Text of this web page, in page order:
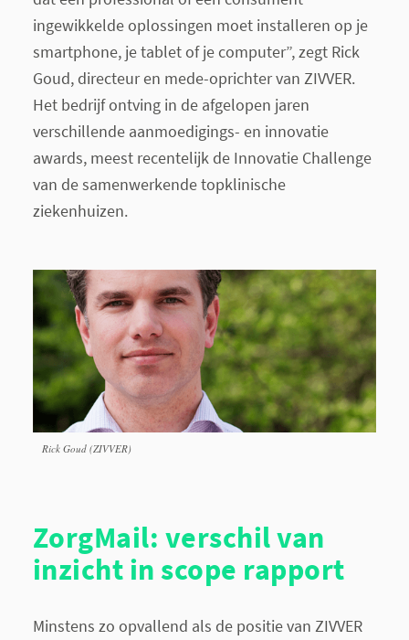
ingewikkelde oplossingen moet installeren op je
smartphone, je tablet of je computer”, zegt Rick
Goud, directeur en mede-oprichter van ZIVVER.
Het bedrijf ontving in de afgelopen jaren
verschillende aanmoedigings- en innovatie
awards, meest recentelijk de Innovatie Challenge
van de samenwerkende topklinische
ziekenhuizen.
Rick Goud (ZIVVER)
ZorgMail: verschil van
inzicht in scope rapport
Minstens zo opvallend als de positie van ZIVVER